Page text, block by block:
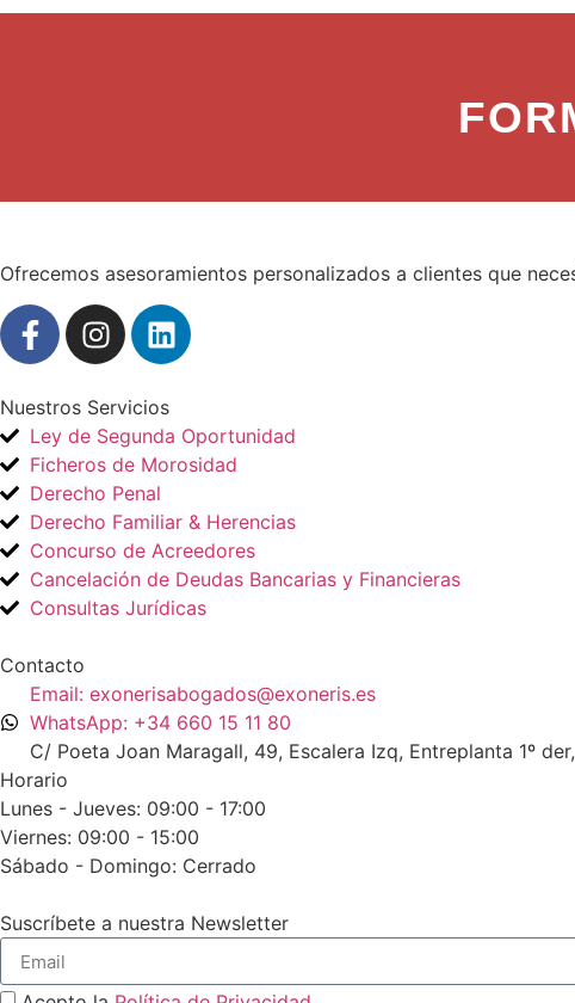
Ofrecemos asesoramientos personalizados a clientes que
Nuestros Servicios
Ley de Segunda Oportunidad
Ficheros de Morosidad
Derecho Penal
Derecho Familiar & Herencias
Concurso de Acreedores
Cancelación de Deudas Bancarias y Financieras
Consultas Jurídicas
Contacto
Email: exonerisabogados@exoneris.es
WhatsApp: +34 660 15 11 80
C/ Poeta Joan Maragall, 49, Escalera Izq, Entreplanta 1º
Horario
Lunes - Jueves: 09:00 - 17:00
Viernes: 09:00 - 15:00
Sábado - Domingo: Cerrado
Suscríbete a nuestra Newsletter